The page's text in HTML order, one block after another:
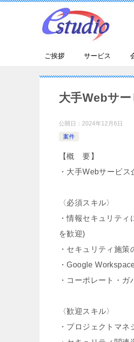
ご挨拶 サービス
大手Webサ
公開日： 2024年12月6日
案件
【概 要】
・大手Webサービ
〈必須スキル〉
・情報セキュリテ
を歓迎)
・セキュリティ施
・Google
・コーポレート・
〈歓迎スキル〉
・プロジェクトマネ